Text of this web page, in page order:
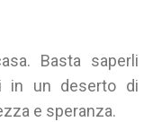
Basta saperli
in un deserto di
e speranza.